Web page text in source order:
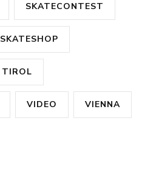
SKATECONTEST
SKATESHOP
TIROL
VIDEO VIENNA